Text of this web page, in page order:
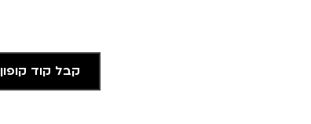
קבל קוד